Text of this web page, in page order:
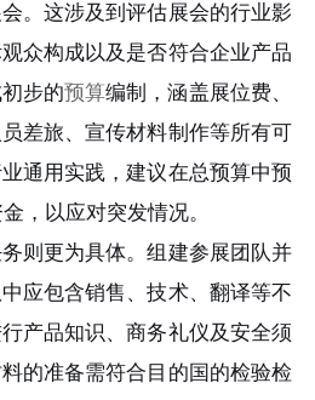
。这涉及到评估展会的行业影
众构成以及是否符合企业产品
步的预算编制，涵盖展位费、
差旅、宣传材料制作等所有可
通用实践，建议在总预算中预
，以应对突发情况。
更为具体。组建参展团队并
应包含销售、技术、翻译等不
产品知识、商务礼仪及安全须
的准备需符合目的国的检验检